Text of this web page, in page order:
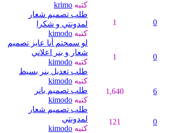
0
1
0
1
6
1,640
0
121
كتبه krimo
طلب تصميم شعار
لمدونتي و شكرا
كتبه kimodo
لو سمحتم أنا عايز تصميم
شعار و بنر اعلاني
كتبه kimodo
طلب تعديل بنر بسيط
كتبه kimodo
طلب تصميم بانر
كتبه kimodo
طلب تصميم شعار
لمدونتي
كتبه kimodo